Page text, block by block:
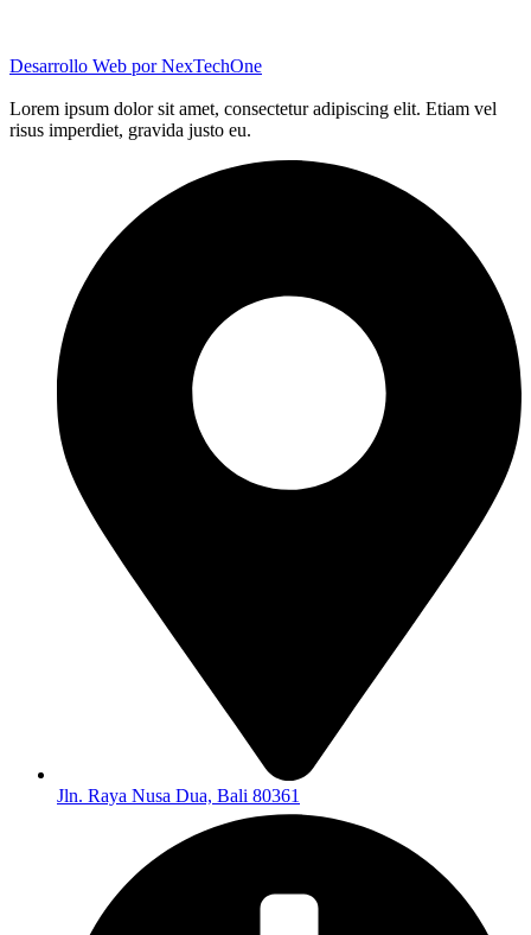
Desarrollo Web porNexTechOne
Lorem ipsum dolor sit amet, consectetur adipiscing elit. Etiam vel
risus imperdiet, gravida justo eu.
Jln. Raya Nusa Dua, Bali 80361